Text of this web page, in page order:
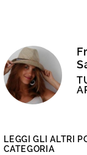
LEGGI GLI ALTRI
CATEGORIA